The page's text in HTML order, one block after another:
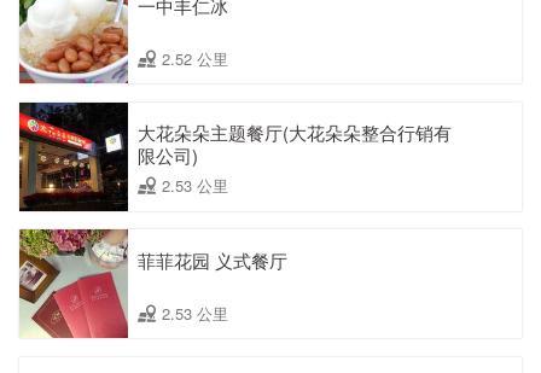
一中丰仁冰
2.52 公里
大花朵朵主题餐厅(大花朵朵整合行销有
限公司)
2.53 公里
菲菲花园 义式餐厅
2.53 公里